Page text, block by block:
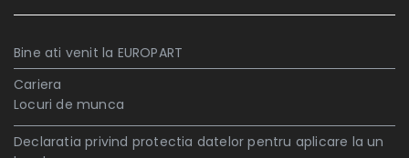
Bine ati venit la EUROPART
Cariera
Locuri de munca
Declaratia privind protectia datelor pentru aplicare la un